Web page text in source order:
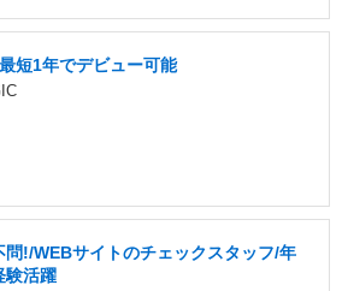
短1年でデビュー可能
!/WEBサイトのチェックスタッフ/年
験活躍